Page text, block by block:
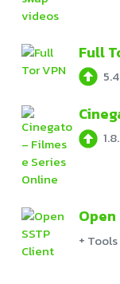
Full
Open
+ Tools